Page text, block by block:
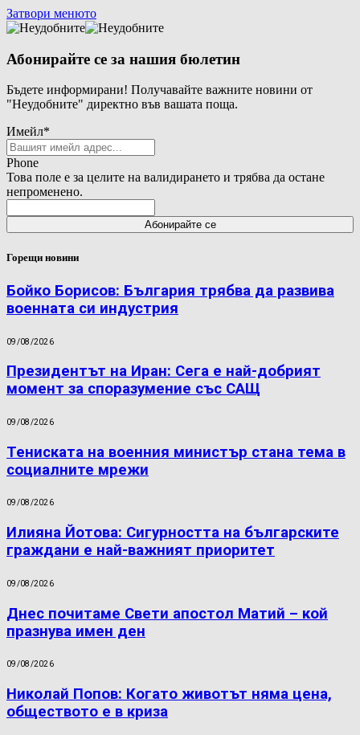
Затвори менюто
Абонирайте се за нашия бюлетин
Бъдете информирани! Получавайте важните новини от
"Неудобните" директно във вашата поща.
Имейл*
Phone
Това поле е за целите на валидирането и трябва да остане
непроменено.
Горещи новини
Бойко Борисов: България трябва да развива
военната си индустрия
09/08/2026
Президентът на Иран: Сега е най-добрият
момент за споразумение със САЩ
09/08/2026
Тениската на военния министър стана тема в
социалните мрежи
09/08/2026
Илияна Йотова: Сигурността на българските
граждани е най-важният приоритет
09/08/2026
Днес почитаме Свети апостол Матий – кой
празнува имен ден
09/08/2026
Николай Попов: Когато животът няма цена,
обществото е в криза